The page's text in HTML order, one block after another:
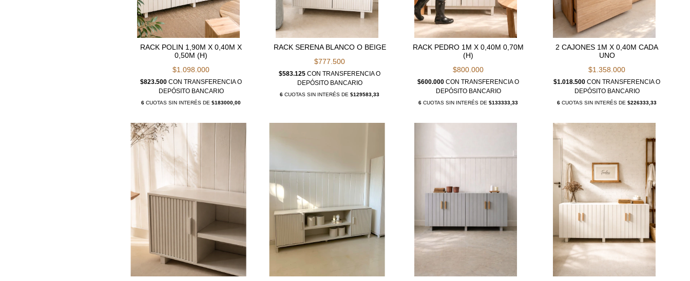
RACK POLIN 1,90M X 0,40M X
0,50M (H)
$1.098.000
$823.500CON TRANSFERENCIA O
DEPÓSITO BANCARIO
6 CUOTAS SIN INTERÉS DE$183000,00
RACK SERENA BLANCO O BEIGE
$777.500
$583.125CON TRANSFERENCIA O
DEPÓSITO BANCARIO
6 CUOTAS SIN INTERÉS DE$129583,33
RACK PEDRO 1M X 0,40M 0,70M
(H)
$800.000
$600.000CON TRANSFERENCIA O
DEPÓSITO BANCARIO
6 CUOTAS SIN INTERÉS DE$133333,33
2 CAJONES 1M X 0,40M CADA
UNO
$1.358.000
$1.018.500CON TRANSFERENCIA O
DEPÓSITO BANCARIO
6 CUOTAS SIN INTERÉS DE$226333,33